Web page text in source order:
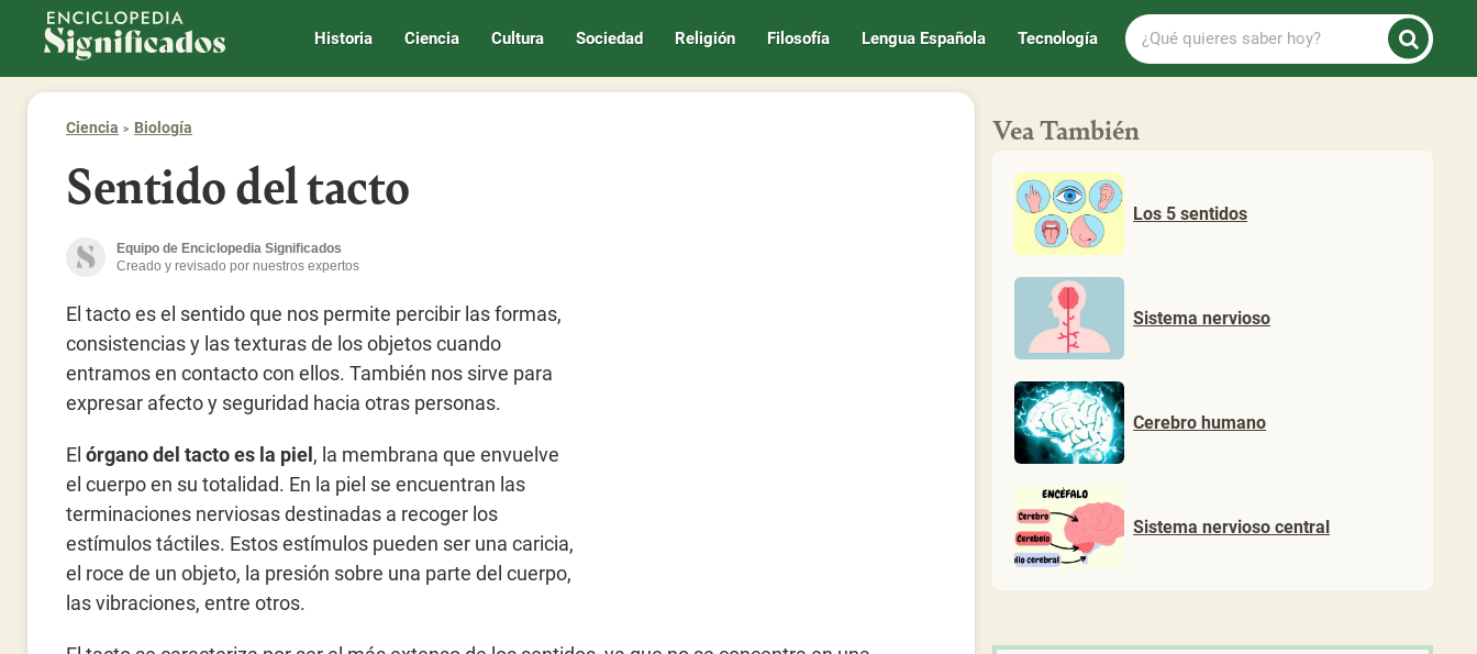
Enciclopedia Significados
Historia Ciencia Cultura Sociedad Religión Filosofía Lengua Española Tecnología
¿Qué
quieres
saber
Ciencia Biología
Sentido del tacto
Equipo de Enciclopedia Significados
Creado y revisado por nuestros expertos
El tacto es el sentido que nos permite percibir las formas,
consistencias y las texturas de los objetos cuando
entramos en contacto con ellos. También nos sirve para
expresar afecto y seguridad hacia otras personas.
El órgano del tacto es la piel , la membrana que envuelve
el cuerpo en su totalidad. En la piel se encuentran las
terminaciones nerviosas destinadas a recoger los
estímulos táctiles. Estos estímulos pueden ser una caricia,
el roce de un objeto, la presión sobre una parte del cuerpo,
las vibraciones, entre otros.
Vea También
Los 5 sentidos
Sistema nervioso
Cerebro humano
Sistema nervioso central